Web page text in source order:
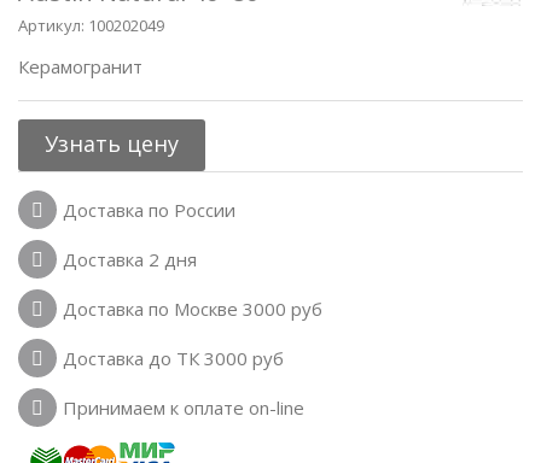
Артикул: 100202049
Керамогранит
Узнать цену
Доставка по России
Доставка 2 дня
Доставка по Москве 3000 руб
Доставка до ТК 3000 руб
Принимаем к оплате on-line